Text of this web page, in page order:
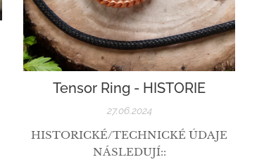
Tensor Ring - HISTORIE
27.06.2024
HISTORICKÉ/TECHNICKÉ ÚDAJE
NÁSLEDUJÍ::